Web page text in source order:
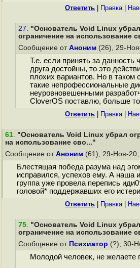
Ответить Правка|
27. "Основатель Void Linux убрал
ограничение на использование
Сообщение от Аноним (26), 29-
Т.е. если принять за данность
друга достойны, то это
плохих вариантов. Но в таком
такие непрофессиональные
неуровновешенными
CloverOS поставлю, больше
Ответить Правка|
61. "Основатель Void Linux убрал
на использование сво..."
Сообщение от Аноним (61), 29-Ноя-20,
Блестящая победа разума над
исправился, успехов ему. А наша
группа уже провела перепись
головой* поддержавших его
Ответить Правка|
75. "Основатель Void Linux убрал
ограничение на использование
Сообщение от Психиатор (?), 30-
Молодой человек, не желаете